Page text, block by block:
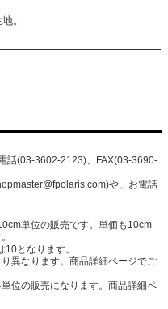
。
話(03-3602-2123)、FAX(03-3690-
や、お電話
単位の販売です。単価も10cm
となります。
異なります。商品詳細ページでご
位の販売になります。商品詳細ペ